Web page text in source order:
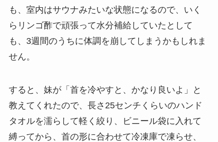
も、室内はサウナみたいな状態になるので、いく
らリンゴ酢で頑張って水分補給していたとして
も、3週間のうちに体調を崩してしまうかもしれま
せん。
すると、妹が「首を冷やすと、かなり良いよ」と
教えてくれたので、長さ25センチくらいのハンド
タオルを濡らして軽く絞り、ビニール袋に入れて
縛ってから、首の形に合わせて冷凍庫で凍らせ、